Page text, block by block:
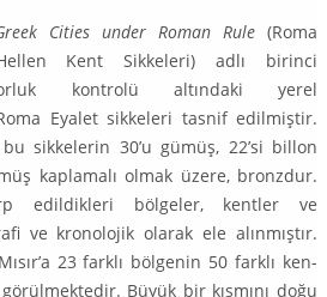
Cities under Roman Rule (Roma
Kent Sikkeleri) adlı birinci
kontrolü altındaki yerel
Eyalet sikkeleri tasnif edilmiştir.
sikkelerin 30’u gümüş, 22’si billon
kaplamalı olmak üzere, bronzdur.
edildikleri bölgeler, kentler ve
ve kronolojik olarak ele alınmıştır.
23 farklı bölgenin 50 farklı ken­
Büyük bir kısmını doğu